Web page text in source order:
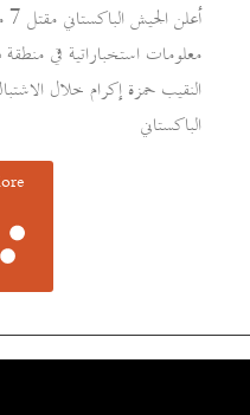
معلومات استخباراتية في منطقة
النقيب حمزة إكرام خلال
الباكستاني